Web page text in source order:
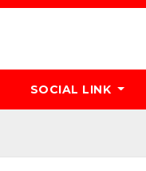
SOCIAL LINK